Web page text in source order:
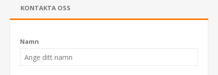
KONTAKTA OSS
Namn